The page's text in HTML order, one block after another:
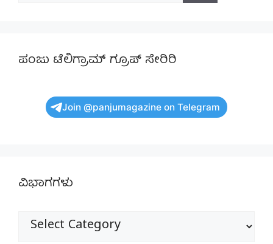
ಪಂಜು ಟೆಲಿಗ್ರಾಮ್ ಗ್ರೂಪ್ ಸೇರಿರಿ
Join @panjumagazine on Telegram
ವಿಭಾಗಗಳು
ವಿಭಾಗಗಳು